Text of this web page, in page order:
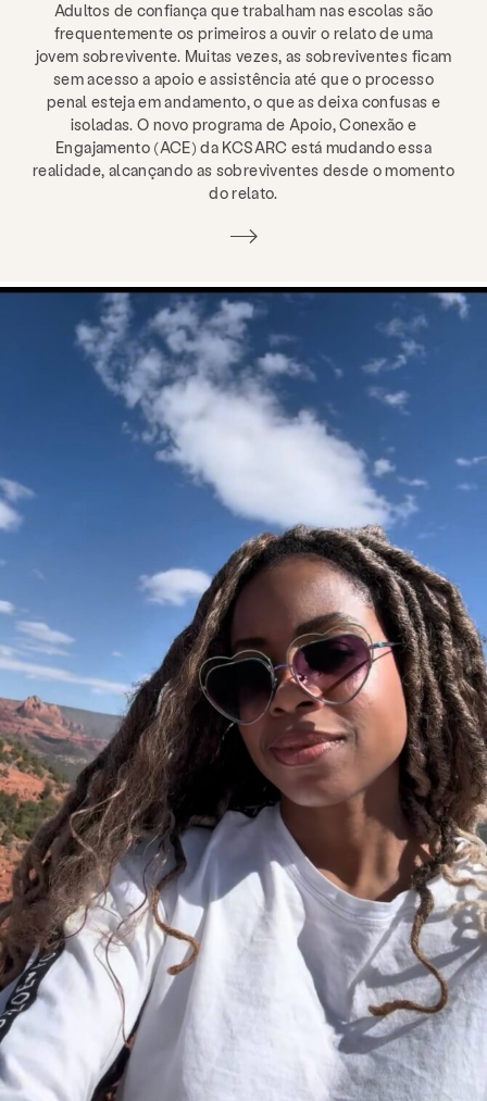
Adultos de confiança que trabalham nas escolas são
frequentemente os primeiros a ouvir o relato de uma
jovem sobrevivente. Muitas vezes, as sobreviventes ficam
sem acesso a apoio e assistência até que o processo
penal esteja em andamento, o que as deixa confusas e
isoladas. O novo programa de Apoio, Conexão e
Engajamento (ACE) da KCSARC está mudando essa
realidade, alcançando as sobreviventes desde o momento
do relato.